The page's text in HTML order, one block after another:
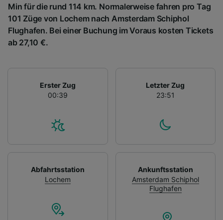
Min für die rund 114 km. Normalerweise fahren pro Tag
101 Züge von Lochem nach Amsterdam Schiphol
Flughafen. Bei einer Buchung im Voraus kosten Tickets
ab 27,10 €.
Erster Zug
00:39
Letzter Zug
23:51
Abfahrtsstation
Lochem
Ankunftsstation
Amsterdam Schiphol
Flughafen